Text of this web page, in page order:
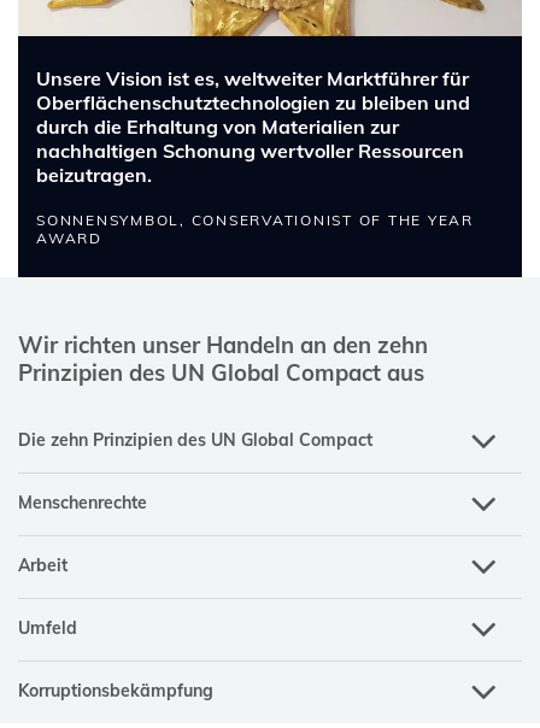
Unsere Vision ist es, weltweiter Marktführer für
Oberflächenschutztechnologien zu bleiben und
durch die Erhaltung von Materialien zur
nachhaltigen Schonung wertvoller Ressourcen
beizutragen.
SONNENSYMBOL, CONSERVATIONIST OF THE YEAR
AWARD
Wir richten unser Handeln an den zehn
Prinzipien des UN Global Compact aus
Die zehn Prinzipien des UN Global Compact
Menschenrechte
Arbeit
Umfeld
Korruptionsbekämpfung